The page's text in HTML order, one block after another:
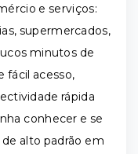
e serviços:
supermercados,
minutos de
fácil acesso,
rápida
conhecer e se
alto padrão em